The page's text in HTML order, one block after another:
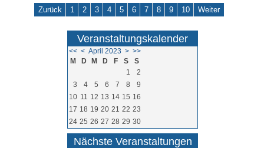
Zurück
1 2 3 4 5 6 7 8 9 10 Weiter
Veranstaltungskalender
<< < April 2023 > >>
M
D M D F S
S
1
2
3
4 5 6 7 8
9
10 11 12 13 14 15 16
17 18 19 20 21 22 23
24 25 26 27 28 29 30
Nächste Veranstaltungen